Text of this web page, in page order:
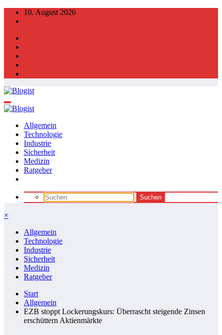
Zum
Inhalt
10. August 2026
Allgemein
Technologie
Industrie
Sicherheit
Medizin
Ratgeber
×
Allgemein
Technologie
Industrie
Sicherheit
Medizin
Ratgeber
Start
Allgemein
EZB stoppt Lockerungskurs: Überrascht steigende Zinsen
erschüttern Aktienmärkte